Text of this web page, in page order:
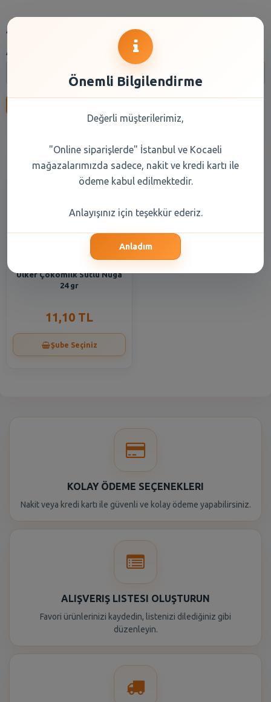
Arama
Arama:
Kuru Gıda Reyon Seçiniz Marka Seçiniz
Ülker Çokomilk Sütlü Nuga
24 gr
11,10 TL
Şube Seçiniz
KOLAY ÖDEME SEÇENEKLERI
Nakit veya kredi kartı ile güvenli ve kolay ödeme yapabilirsiniz.
ALIŞVERIŞ LISTESI OLUŞTURUN
Favori ürünlerinizi kaydedin, listenizi dilediğiniz gibi
düzenleyin.
Önemli Bilgilendirme
Değerli müşterilerimiz,
"Online siparişlerde" İstanbul ve Kocaeli
mağazalarımızda sadece, nakit ve kredi kartı ile
ödeme kabul edilmektedir.
Anlayışınız için teşekkür ederiz.
Anladım